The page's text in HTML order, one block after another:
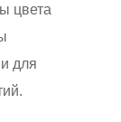
цвета
для